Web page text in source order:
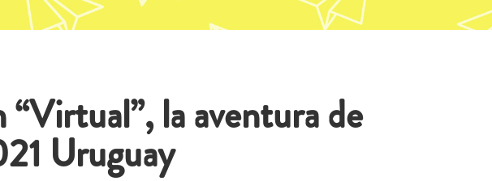
“Virtual”, la aventura de
Uruguay